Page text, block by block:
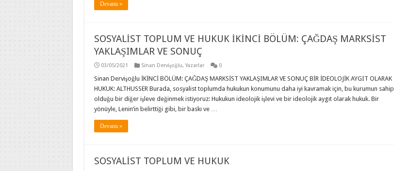
Devamı »
SOSYALİST TOPLUM VE HUKUK İKİNCİ BÖLÜM: ÇAĞDAŞ MARKSİST
YAKLAŞIMLAR VE SONUÇ
03/05/2021 Sinan Dervişoğlu,Yazarlar 0
Sinan Dervişoğlu İKİNCİ BÖLÜM: ÇAĞDAŞ MARKSİST YAKLAŞIMLAR VE SONUÇ BİR İDEOLOJİK AYGIT OLARAK
HUKUK: ALTHUSSER Burada, sosyalist toplumda hukukun konumunu daha iyi kavramak için, bu kurumun sahip
olduğu bir diğer işleve değinmek istiyoruz: Hukukun ideolojik işlevi ve bir ideolojik aygıt olarak hukuk. Bir
yönüyle, Lenin’in belirttiği gibi, bir baskı ve …
Devamı »
SOSYALİST TOPLUM VE HUKUK